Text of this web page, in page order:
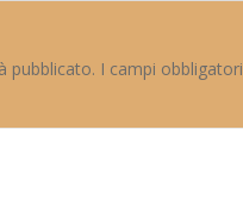
pubblicato. I campi